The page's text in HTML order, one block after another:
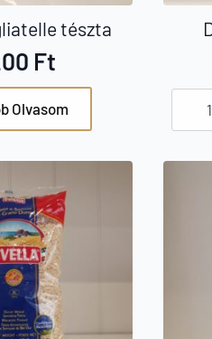
tészta
Ft
Olvasom
tészta